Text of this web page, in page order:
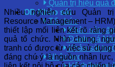
Quản trị hiệu quả
OD Khảo sát
Tổ chức
Khảo sát
Đánh giá
Khảo sát
Nhân lực
Nhiều nghiên cứu Quản
Resource Management –
thiết lập mối liên kết rõ ràng
quả tổ chức. Nhìn chung,
tranh có được từ việc sử
đáng chú ý là nguồn nhân